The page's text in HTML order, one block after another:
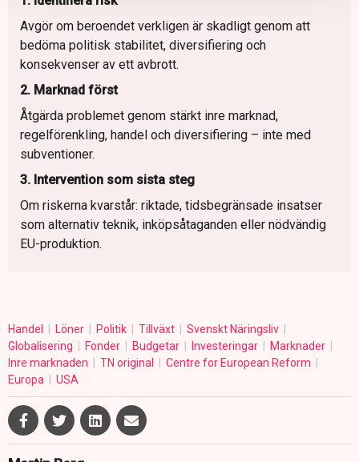
Avgör om beroendet verkligen är skadligt genom att
bedöma politisk stabilitet, diversifiering och
konsekvenser av ett avbrott.
2. Marknad först
Åtgärda problemet genom stärkt inre marknad,
regelförenkling, handel och diversifiering – inte med
subventioner.
3. Intervention som sista steg
Om riskerna kvarstår: riktade, tidsbegränsade insatser
som alternativ teknik, inköpsåtaganden eller nödvändig
EU-produktion.
Handel Löner Politik Tillväxt
Svenskt Näringsliv
Globalisering
Fonder Budgetar Investeringar
Marknader
Inre marknaden
TN original
Centre for European Reform
Europa
USA